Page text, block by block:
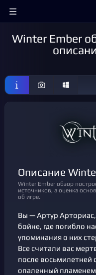
Winter Ember
Описание
Winter Ember обзор построен на материалах из открытых
источников, а оценка
об игре.
Вы — Артур
бойне, где погибло
упоминания о них
Все считали вас
после восьмилетней
опаленный